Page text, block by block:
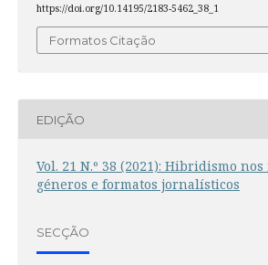
https://doi.org/10.14195/2183-5462_38_1
Formatos Citação
EDIÇÃO
Vol. 21 N.º 38 (2021): Hibridismo
géneros e formatos jornalísticos
SECÇÃO